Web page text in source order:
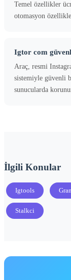
Temel özellikler
otomasyon
Igtor com
Araç, resmi
sistemiyle güvenli
sunucularda
İlgili Konular
Igtools
Stalkci